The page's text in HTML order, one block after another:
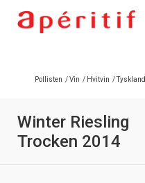
Pollisten /Vin / Hvitvin /Tyskland
Winter Riesling
Trocken 2014